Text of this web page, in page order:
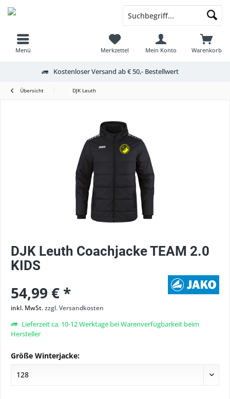
Menü Warenkorb
Merkzettel Mein Konto
Kostenloser Versand ab € 50,- Bestellwert
Übersicht DJK Leuth
DJK Leuth Coachjacke TEAM 2.0
KIDS
54,99 € *
inkl. MwSt.zzgl. Versandkosten
Lieferzeit ca. 10-12 Werktage bei Warenverfügbarkeit beim
Hersteller
Größe Winterjacke: